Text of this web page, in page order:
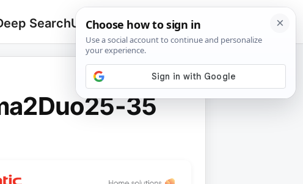
SearchUpload
Search
for:
🔍
35